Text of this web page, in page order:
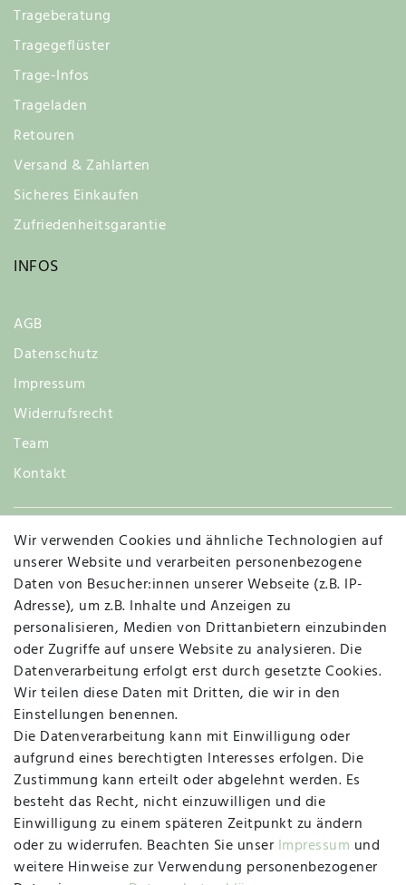
Trageberatung
Tragegeflüster
Trage-Infos
Trageladen
Retouren
Versand & Zahlarten
Sicheres Einkaufen
Zufriedenheitsgarantie
INFOS
AGB
Datenschutz
Impressum
Widerrufsrecht
Team
Kontakt
Widerruf
Vertrag widerrufen Kontakt
MAPALI VOR ORT
Herzogstraße 10
47533 Kleve
Montag, Dienstag, Donnerstag, Freitag
09:00 Uhr bis 13:00 Uhr
Mittwoch
Wir verwenden Cookies und ähnliche Technologien auf
unserer Website und verarbeiten personenbezogene
Daten von Besucher:innen unserer Webseite (z.B. IP-
Adresse), um z.B. Inhalte und Anzeigen zu
personalisieren, Medien von Drittanbietern einzubinden
oder Zugriffe auf unsere Website zu analysieren. Die
Datenverarbeitung erfolgt erst durch gesetzte Cookies.
Wir teilen diese Daten mit Dritten, die wir in den
Einstellungen benennen.
Die Datenverarbeitung kann mit Einwilligung oder
aufgrund eines berechtigten Interesses erfolgen. Die
Zustimmung kann erteilt oder abgelehnt werden. Es
besteht das Recht, nicht einzuwilligen und die
Einwilligung zu einem späteren Zeitpunkt zu ändern
oder zu widerrufen. Beachten Sie unser Impressum und
weitere Hinweise zur Verwendung personenbezogener